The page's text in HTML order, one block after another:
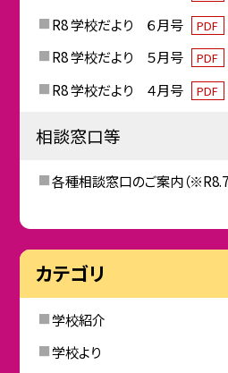
R8 学校だより ６月号 PDF
R8 学校だより ５月号 PDF
R8 学校だより ４月号 PDF
相談窓口等
各種相談窓口のご案内（※R8.7
カテゴリ
学校紹介
学校より